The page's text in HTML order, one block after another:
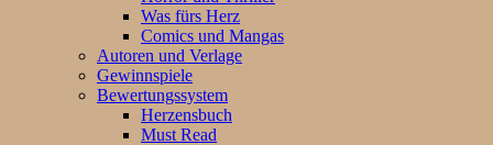
Was fürs Herz
Comics und Mangas
Autoren und Verlage
Gewinnspiele
Bewertungssystem
Herzensbuch
Must Read